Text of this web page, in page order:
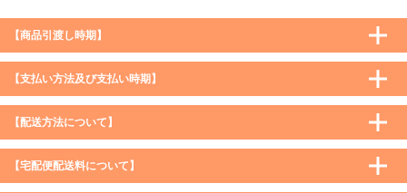
【商品引渡し時期】
【支払い方法及び支払い時期】
【配送方法について】
【宅配便配送料について】